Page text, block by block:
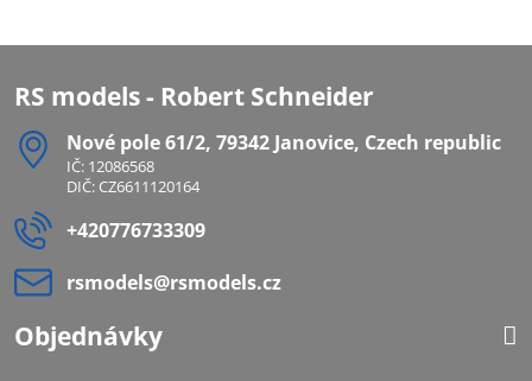
RS models - Robert Schneider
Nové pole 61/2, 79342 Janovice, Czech republic
IČ: 12086568
DIČ: CZ6611120164
+420776733309
rsmodels​@rsmodels​.cz
Objednávky